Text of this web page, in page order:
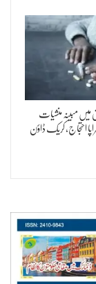
میں مبینہ منشیات
احتجاج، کریک ڈاؤن